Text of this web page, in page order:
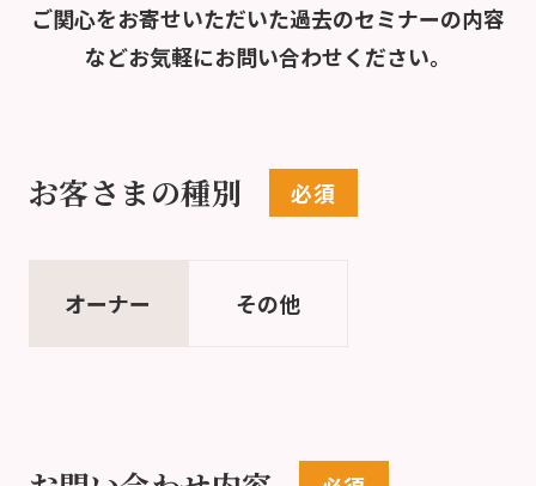
ご関心をお寄せいただいた過去のセミナーの内容
などお気軽にお問い合わせください。
お客さまの種別
オーナー その他